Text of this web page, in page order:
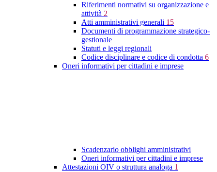
Riferimenti normativi su organizzazione e
attività 2
Atti amministrativi generali 15
Documenti di programmazione strategico-
gestionale
Statuti e leggi regionali
Codice disciplinare e codice di condotta 6
Oneri informativi per cittadini e imprese
Scadenzario obblighi amministrativi
Oneri informativi per cittadini e imprese
Attestazioni OIV o struttura analoga 1